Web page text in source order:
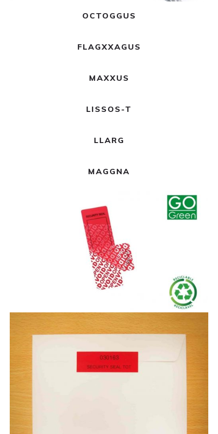
Ler mais
OCTOGGUS
Ler mais
FLAGXXAGUS
Ler mais
MAXXUS
Ler mais
LISSOS-T
Ler mais
LLARG
Ler mais
MAGGNA